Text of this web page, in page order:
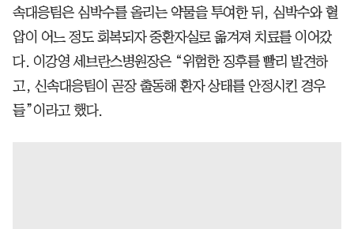
속대응팀은 심박수를 올리는 약물을 투여한 뒤, 심박수와 혈
압이 어느 정도 회복되자 중환자실로 옮겨져 치료를 이어갔
다. 이강영 세브란스병원장은 “위험한 징후를 빨리 발견하
고, 신속대응팀이 곧장 출동해 환자 상태를 안정시킨 경우
들”이라고 했다.